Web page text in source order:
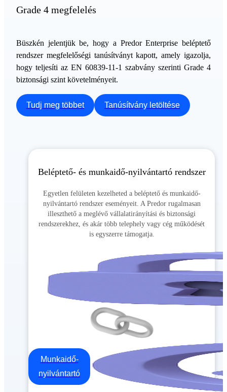
Grade 4 megfelelés
Büszkén jelentjük be, hogy a Predor Enterprise beléptető
rendszer megfelelőségi tanúsítványt kapott, amely igazolja,
hogy teljesíti az EN 60839-11-1 szabvány szerinti Grade 4
biztonsági szint követelményeit.
Tudj meg többet Tanúsítvány letöltése
Beléptető- és munkaidő-nyilvántartó rendszer
Egyetlen felületen kezelheted a beléptető és munkaidő-
nyilvántartó rendszer eseményeit. A Predor rugalmasan
illeszthető a meglévő vállalatirányítási és biztonsági
rendszerekhez, és akár több telephely vagy cég működését
is egyszerre támogatja.
Munkaidő-
nyilvántartó